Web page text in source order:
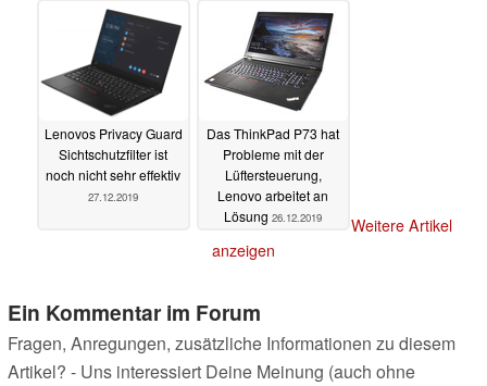
Lenovos Privacy Guard
Sichtschutzfilter ist
noch nicht sehr effektiv
27.12.2019
Das ThinkPad P73 hat
Probleme mit der
Lüftersteuerung,
Lenovo arbeitet an
Lösung 26.12.2019
Weitere Artikel
anzeigen
Ein Kommentar im Forum
Fragen, Anregungen, zusätzliche Informationen zu diesem
Artikel? - Uns interessiert Deine Meinung (auch ohne